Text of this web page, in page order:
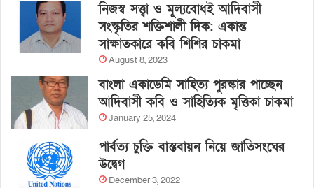
নিজস্ব সত্ত্বা ও মূল্যবোধই আদিবাসী
সংস্কৃতির শক্তিশালী দিক: একান্ত
সাক্ষাতকারে কবি শিশির চাকমা
August 8, 2023
বাংলা একাডেমি সাহিত্য পুরস্কার পাচ্ছেন
আদিবাসী কবি ও সাহিত্যিক মৃত্তিকা চাকমা
January 25, 2024
পার্বত্য চুক্তি বাস্তবায়ন নিয়ে জাতিসংঘের
উদ্বেগ
December 3, 2022